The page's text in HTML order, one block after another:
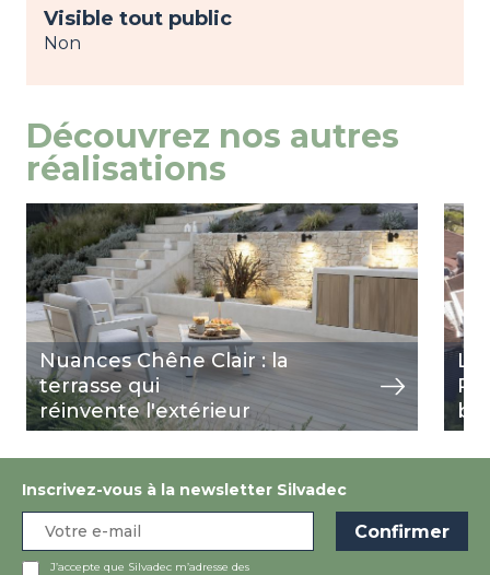
Visible tout public
Non
Découvrez nos autres
réalisations
Nuances Chêne Clair : la
terrasse qui
réinvente l'extérieur
Image
view
La
view
Inscrivez-vous à la newsletter Silvadec
J’accepte que Silvadec m’adresse des